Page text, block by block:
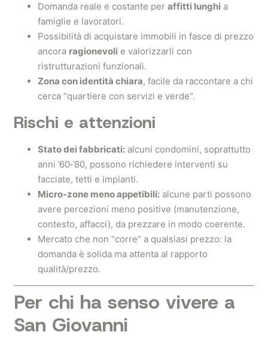
Domanda reale e costante per affitti lunghi a
famiglie e lavoratori.
Possibilità di acquistare immobili in fasce di prezzo
ancora ragionevoli e valorizzarli con
ristrutturazioni funzionali.
Zona con identità chiara, facile da raccontare a chi
cerca “quartiere con servizi e verde”.
Rischi e attenzioni
Stato dei fabbricati: alcuni condomini, soprattutto
anni ’60‑’80, possono richiedere interventi su
facciate, tetti e impianti.
Micro‑zone meno appetibili: alcune parti possono
avere percezioni meno positive (manutenzione,
contesto, affacci), da prezzare in modo coerente.
Mercato che non “corre” a qualsiasi prezzo: la
domanda è solida ma attenta al rapporto
qualità/prezzo.
Per chi ha senso vivere a
San Giovanni